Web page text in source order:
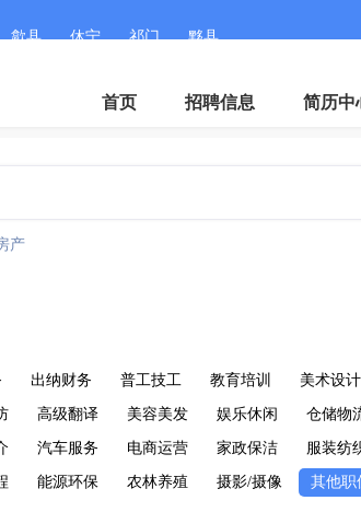
歙县 休宁 祁门 黟县
首页 招聘信息 简历中
产
出纳财务 普工技工 教育培训 美术设计
高级翻译 美容美发 娱乐休闲 仓储物
汽车服务 电商运营 家政保洁 服装纺
能源环保 农林养殖 摄影/摄像 其他职